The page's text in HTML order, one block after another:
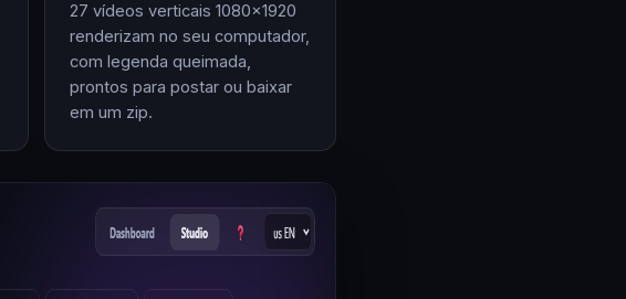
27 vídeos verticais 1080×1920
renderizam no seu computador,
com legenda queimada,
prontos para postar ou baixar
em um zip.